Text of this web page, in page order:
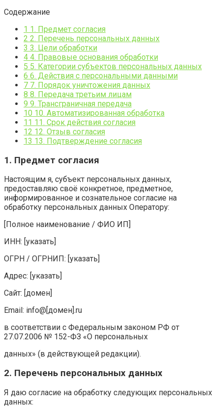
Содержание
1 1. Предмет согласия
2 2. Перечень персональных данных
3 3. Цели обработки
4 4. Правовые основания обработки
5 5. Категории субъектов персональных данных
6 6. Действия с персональными данными
7 7. Порядок уничтожения данных
8 8. Передача третьим лицам
9 9. Трансграничная передача
10 10. Автоматизированная обработка
11 11. Срок действия согласия
12 12. Отзыв согласия
13 13. Подтверждение согласия
1. Предмет согласия
Настоящим я, субъект персональных данных,
предоставляю своё конкретное, предметное,
информированное и сознательное согласие на
обработку персональных данных Оператору:
[Полное наименование / ФИО ИП]
ИНН: [указать]
ОГРН / ОГРНИП: [указать]
Адрес: [указать]
Сайт: [домен]
Email: info@[домен].ru
в соответствии с Федеральным законом РФ от
27.07.2006 № 152-ФЗ «О персональных
данных» (в действующей редакции).
2. Перечень персональных данных
Я даю согласие на обработку следующих персональных
данных: